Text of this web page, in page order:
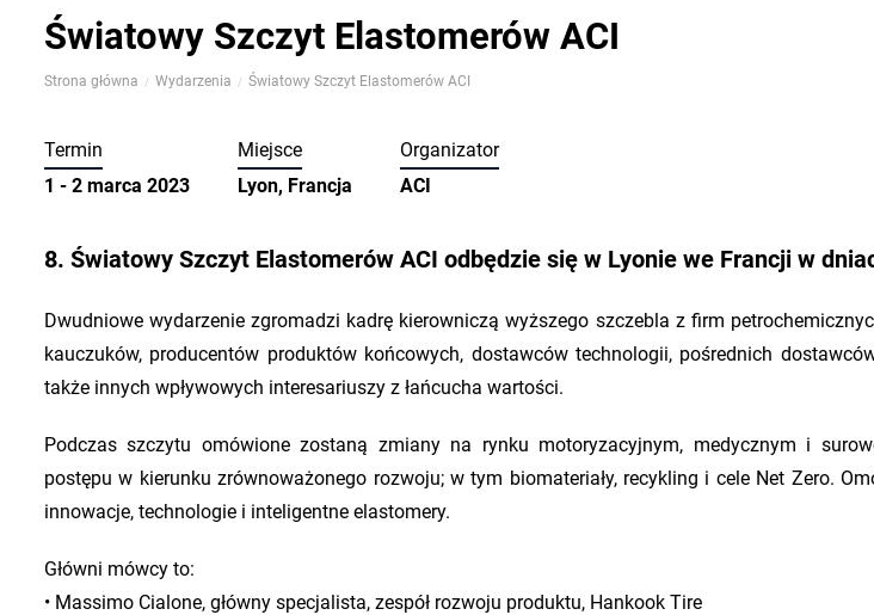
Światowy Szczyt Elastomerów ACI
Strona główna Wydarzenia Światowy Szczyt Elastomerów ACI
Termin
1 - 2 marca 2023
Miejsce
Lyon, Francja
Organizator
ACI
8. Światowy Szczyt Elastomerów ACI odbędzie się w Lyonie we Francji w
Dwudniowe wydarzenie zgromadzi kadrę kierowniczą wyższego szczebla z firm
kauczuków, producentów produktów końcowych, dostawców technologii, pośrednich
także innych wpływowych interesariuszy z łańcucha wartości.
Podczas szczytu omówione zostaną zmiany na rynku motoryzacyjnym, medycznym i
postępu w kierunku zrównoważonego rozwoju; w tym biomateriały, recykling i cele Net Zero.
innowacje, technologie i inteligentne elastomery.
Główni mówcy to:
• Massimo Cialone, główny specjalista, zespół rozwoju produktu, Hankook Tire